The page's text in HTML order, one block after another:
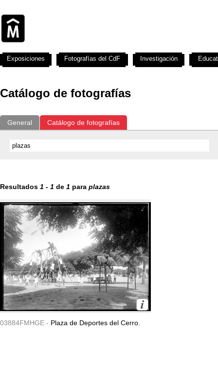
Catálogo de fotografías
General Catálogo de fotografías
Resultados 1 - 1 de 1 para plazas
03884FMHGE - Plaza de Deportes del Cerro.
Exposiciones Fotografías del CdF Investigación